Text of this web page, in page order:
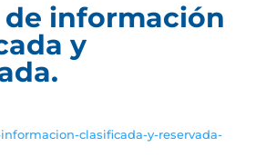
información
y
informacion-clasificada-y-reservada-